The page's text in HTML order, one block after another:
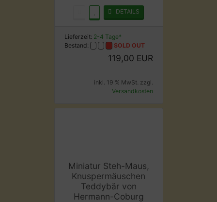
DETAILS
Lieferzeit: 2-4 Tage*
Bestand:
SOLD OUT
119,00 EUR
inkl. 19 % MwSt. zzgl.
Versandkosten
Miniatur Steh-Maus,
Knuspermäuschen
Teddybär von
Hermann-Coburg